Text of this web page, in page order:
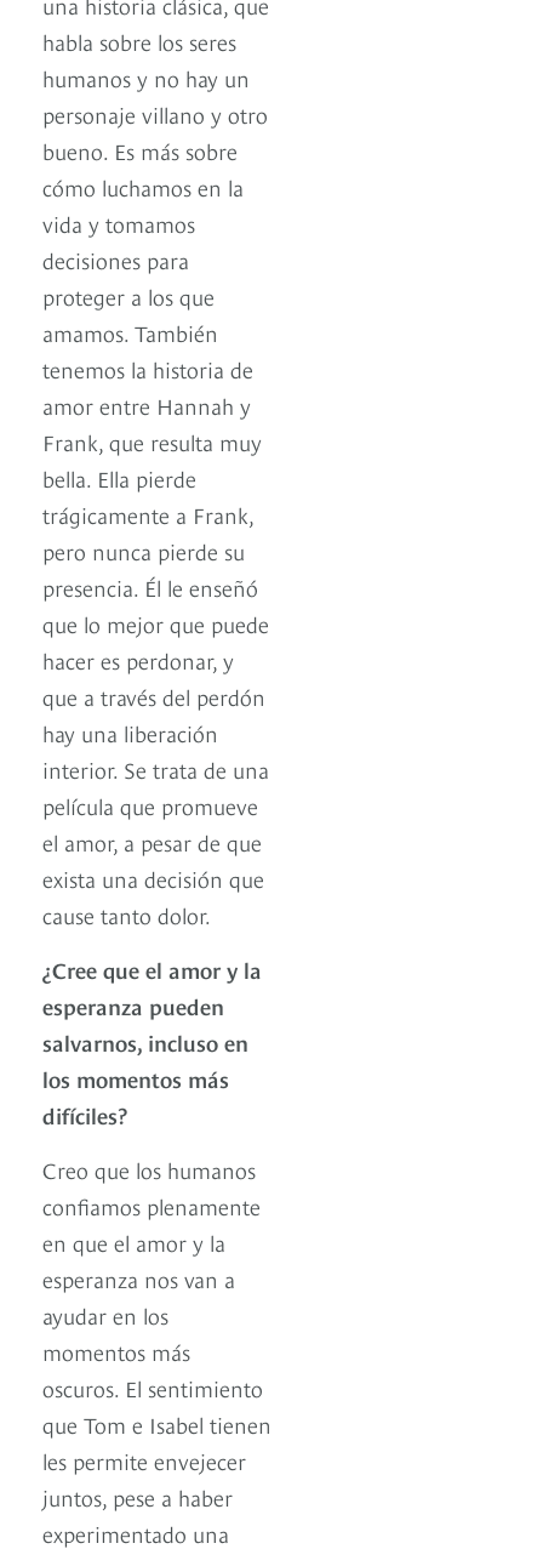
habla sobre los seres
humanos y no hay un
personaje villano y otro
bueno. Es más sobre
cómo luchamos en la
vida y tomamos
decisiones para
proteger a los que
amamos. También
tenemos la historia de
amor entre Hannah y
Frank, que resulta muy
bella. Ella pierde
trágicamente a Frank,
pero nunca pierde su
presencia. Él le enseñó
que lo mejor que puede
hacer es perdonar, y
que a través del perdón
hay una liberación
interior. Se trata de una
película que promueve
el amor, a pesar de que
exista una decisión que
cause tanto dolor.
¿Cree que el amor y la
esperanza pueden
salvarnos, incluso en
los momentos más
difíciles?
Creo que los humanos
confiamos plenamente
en que el amor y la
esperanza nos van a
ayudar en los
momentos más
oscuros. El sentimiento
que Tom e Isabel tienen
les permite envejecer
juntos, pese a haber
experimentado una